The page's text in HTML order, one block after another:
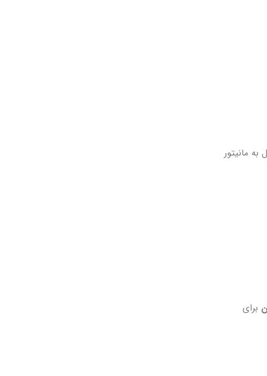
مانیتور
برای